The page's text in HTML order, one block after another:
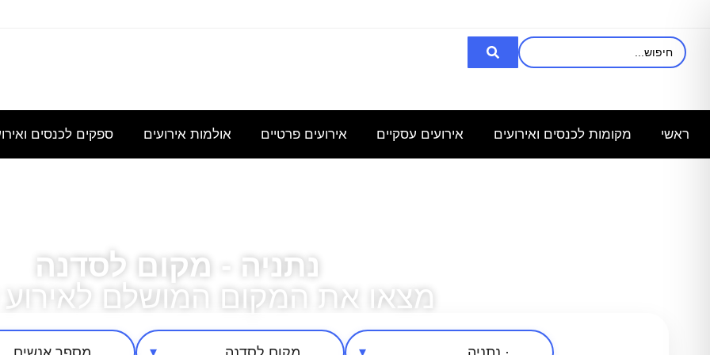
באולם/חלל
שבוע
ב-30.6.25
אולם/
ל-140
לצורך
להכיל עד
3000
לכ- 100
אולם/
כיתה
שתכיל
מחיר
בסיסית
עבור
הצעת
מחיר
לשם
עבור כנס
מנהלי
ראשי מקומות לכנסים ואירועים אירועים עסקיים אירועים פרטיים אולמות אירועים ספקים לכנסים
נתניה - מקום לסדנה
מצאו את המקום המושלם